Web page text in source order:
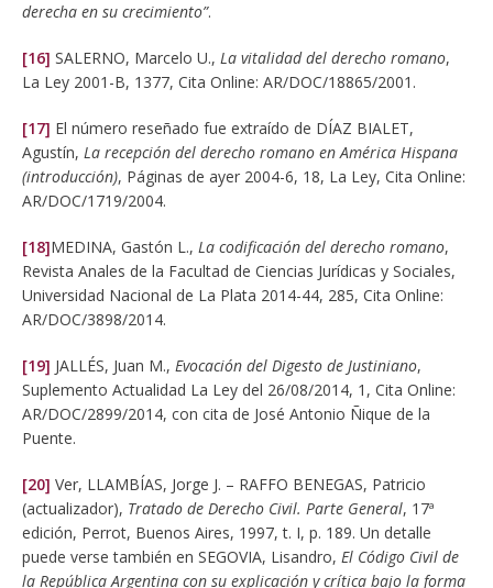
derecha en su crecimiento”.
[16] SALERNO, Marcelo U., La vitalidad del derecho romano,
La Ley 2001-B, 1377, Cita Online: AR/DOC/18865/2001.
[17] El número reseñado fue extraído de DÍAZ BIALET,
Agustín, La recepción del derecho romano en América Hispana
(introducción), Páginas de ayer 2004-6, 18, La Ley, Cita Online:
AR/DOC/1719/2004.
[18]MEDINA, Gastón L., La codificación del derecho romano,
Revista Anales de la Facultad de Ciencias Jurídicas y Sociales,
Universidad Nacional de La Plata 2014-44, 285, Cita Online:
AR/DOC/3898/2014.
[19] JALLÉS, Juan M., Evocación del Digesto de Justiniano,
Suplemento Actualidad La Ley del 26/08/2014, 1, Cita Online:
AR/DOC/2899/2014, con cita de José Antonio Ñique de la
Puente.
[20] Ver, LLAMBÍAS, Jorge J. – RAFFO BENEGAS, Patricio
(actualizador), Tratado de Derecho Civil. Parte General, 17ª
edición, Perrot, Buenos Aires, 1997, t. I, p. 189. Un detalle
puede verse también en SEGOVIA, Lisandro, El Código Civil de
la República Argentina con su explicación y crítica bajo la forma